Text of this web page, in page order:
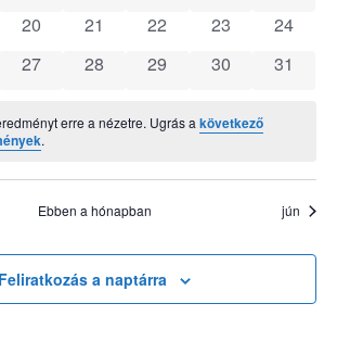
0 események
20 0 események
21 0 események
22 0 események
23 0
24
0 események
27 0 események
28 0 események
29 0 események
30 0
31
erre a nézetre. Ugrás akövetkező
.
Ebben a hónapban jún
Feliratkozás a naptárra